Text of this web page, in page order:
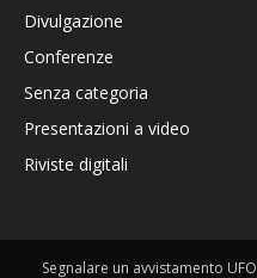
Divulgazione
Conferenze
Senza categoria
Presentazioni a video
Riviste digitali
Segnalare un avvistamento UFO